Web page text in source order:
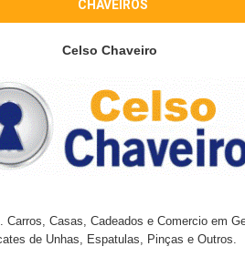
CHAVEIROS
Celso Chaveiro
Casas, Cadeados e Comercio em
de Unhas, Espatulas, Pinças e Outros.